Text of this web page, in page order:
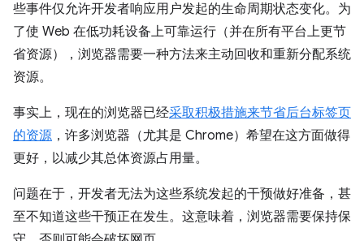
些事件仅允许开发者响应用户发起的生命周期状态变化。为
了使 Web 在低功耗设备上可靠运行（并在所有平台上更节
省资源），浏览器需要一种方法来主动回收和重新分配系统
资源。
事实上，现在的浏览器已经采取积极措施来节省后台标签页
的资源 ，许多浏览器（尤其是 Chrome）希望在这方面做得
更好，以减少其总体资源占用量。
问题在于，开发者无法为这些系统发起的干预做好准备，甚
至不知道这些干预正在发生。这意味着，浏览器需要保持保